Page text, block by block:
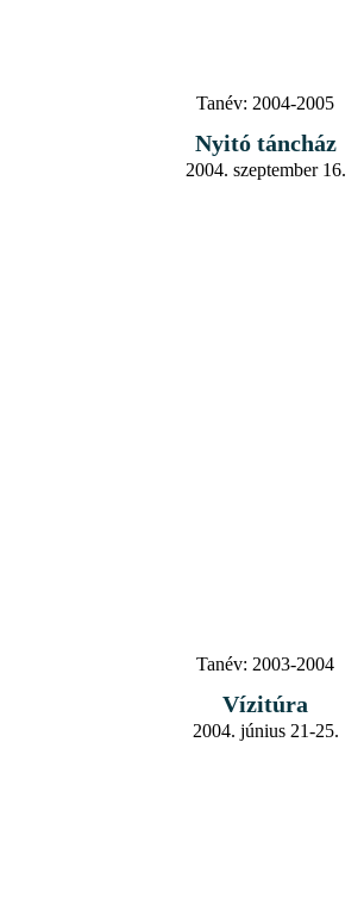
Tanév: 2004-2005
Nyitó táncház
2004. szeptember 16.
Tanév: 2003-2004
Vízitúra
2004. június 21-25.